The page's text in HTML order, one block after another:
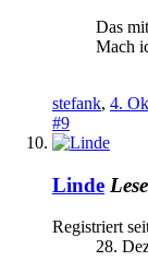
Das
Mach
stefank, 4.
#9
Linde
Registriert
28.